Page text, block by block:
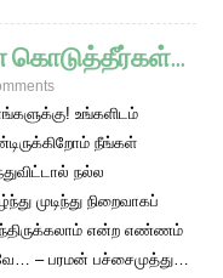
உங்களிடம்
நீங்கள்
நல்ல
முடிந்து நிறைவாகப்
என்ற எண்ணம்
– பரமன் பச்சைமுத்து…